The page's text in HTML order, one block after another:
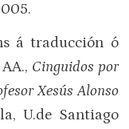
á traducción ó
Cinguidos por
Xesús Alonso
U.de Santiago